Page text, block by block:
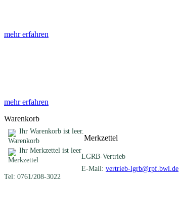
mehr erfahren
mehr erfahren
Warenkorb
Ihr Warenkorb ist leer.
Merkzettel
Ihr Merkzettel ist leer
LGRB-Vertrieb
E-Mail: vertrieb-lgrb@rpf.bwl.de
Tel: 0761/208-3022